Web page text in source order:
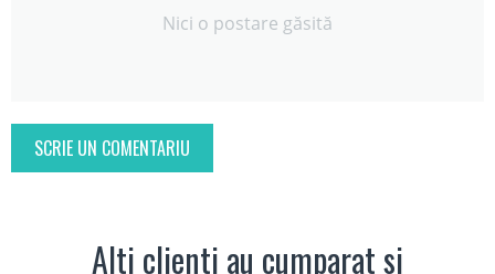
Nici o postare găsită
SCRIE UN COMENTARIU
Alti clienti au cumparat si